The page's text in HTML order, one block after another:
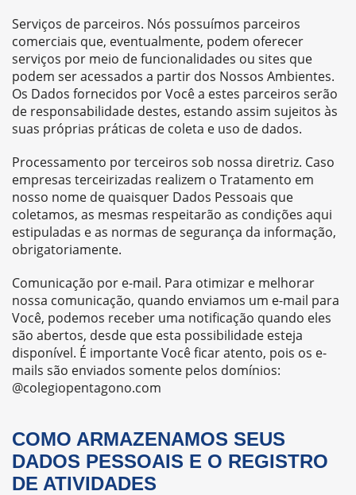
Serviços de parceiros. Nós possuímos parceiros
comerciais que, eventualmente, podem oferecer
serviços por meio de funcionalidades ou sites que
podem ser acessados a partir dos Nossos Ambientes.
Os Dados fornecidos por Você a estes parceiros serão
de responsabilidade destes, estando assim sujeitos às
suas próprias práticas de coleta e uso de dados.
Processamento por terceiros sob nossa diretriz. Caso
empresas terceirizadas realizem o Tratamento em
nosso nome de quaisquer Dados Pessoais que
coletamos, as mesmas respeitarão as condições aqui
estipuladas e as normas de segurança da informação,
obrigatoriamente.
Comunicação por e-mail. Para otimizar e melhorar
nossa comunicação, quando enviamos um e-mail para
Você, podemos receber uma notificação quando eles
são abertos, desde que esta possibilidade esteja
disponível. É importante Você ficar atento, pois os e-
mails são enviados somente pelos domínios:
@colegiopentagono.com
COMO ARMAZENAMOS SEUS
DADOS PESSOAIS E O REGISTRO
DE ATIVIDADES